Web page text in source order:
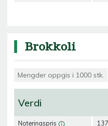
Brokkoli
Mengder oppgis i 1000 stk.
Verdi
Noteringspris